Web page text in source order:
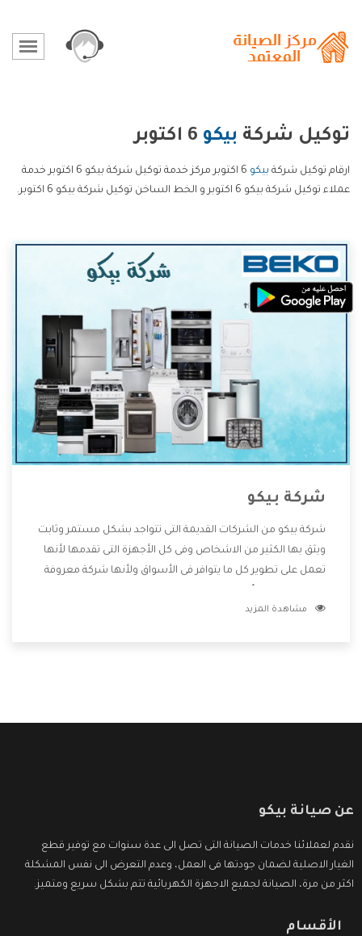
توكيل شركة بيكو
ارقام توكيل شركة بيكو
6 اكتوبر مركز خدمة توكيل شركة بيكو 6 اكتوبر خدمة
عملاء توكيل شركة بيكو 6 اكتوبر و الخط الساخن توكيل شركة بيكو 6 اكتوبر.
شركة بيكو
شركة بيكو من الشركات القديمة التى تتواجد بشكل مستمر وثابت
ويثق بها الكثير من الاشخاص وفى كل الأجهزة التى تقدمها لأنها
تعمل على تطوير كل ما يتوافر فى الأسواق ولأنها شركة معروفة
للعملاء أقوى العروض والخصومات التى تسهل على المستهلك
مشاهدة المزيد
عن صيانة بيكو
نقدم لعملائنا خدمات الصيانة التى تصل الى عدة سنوات مع توفير قطع
الغيار الاصلية لضمان جودتها فى العمل، وعدم التعرض الى نفس المشكلة
اكثر من مرة، الصيانة لجميع الاجهزة الكهربائية تتم بشكل سريع ومتميز.
الأقسام